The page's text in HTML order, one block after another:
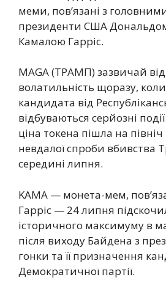
меми, пов’язані з
президенти США
Камалою Гарріс.
MAGA (ТРАМП) зазвичай
волатильність щоразу,
кандидата від
відбуваються серйозні
ціна токена пішла на
невдалої спроби вбивства
середині липня.
KAMA — монета-мем,
Гарріс — 24 липня
історичного максимуму в
після виходу Байдена з
гонки та її призначення
Демократичної партії.